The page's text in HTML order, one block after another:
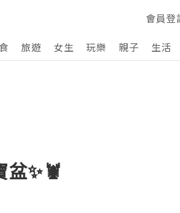
會員登
旅遊 女生 玩樂 親子 生活
✨🦞